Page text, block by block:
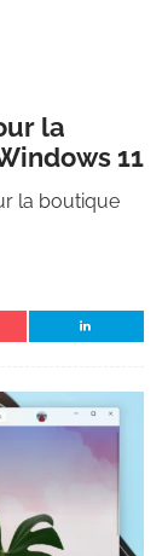
la
11
la boutique